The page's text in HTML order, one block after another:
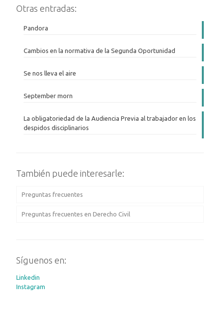
Otras entradas:
Pandora
Cambios en la normativa de la Segunda Oportunidad
Se nos lleva el aire
September morn
La obligatoriedad de la Audiencia Previa al trabajador en los
despidos disciplinarios
También puede interesarle:
Preguntas frecuentes
Preguntas frecuentes en Derecho Civil
Síguenos en:
Linkedin
Instagram